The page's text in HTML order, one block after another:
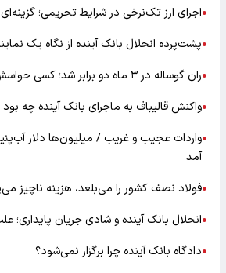
●اجرای ارز تک‌نرخی در شرایط تحریمی؛
●پشت‌پرده انحلال بانک آینده از نگاه یک
●ران گوساله در ۳ ماه دو برابر شد؛ کسی حواسش هست؟
●واکنش قالیباف به ماجرای بانک آینده چه
●واردات عجیب و غریب / میلیون‌ها دلار
آمد
●فولاد نصف کشور را می‌بلعد، هزینه ناچیز
●انحلال بانک آینده و شادی جریان
●دادگاه بانک آینده چرا برگزار نمی‌شود؟